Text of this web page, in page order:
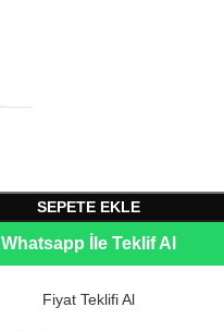
SEPETE EKLE
Whatsapp İle Teklif Al
Fiyat Teklifi Al